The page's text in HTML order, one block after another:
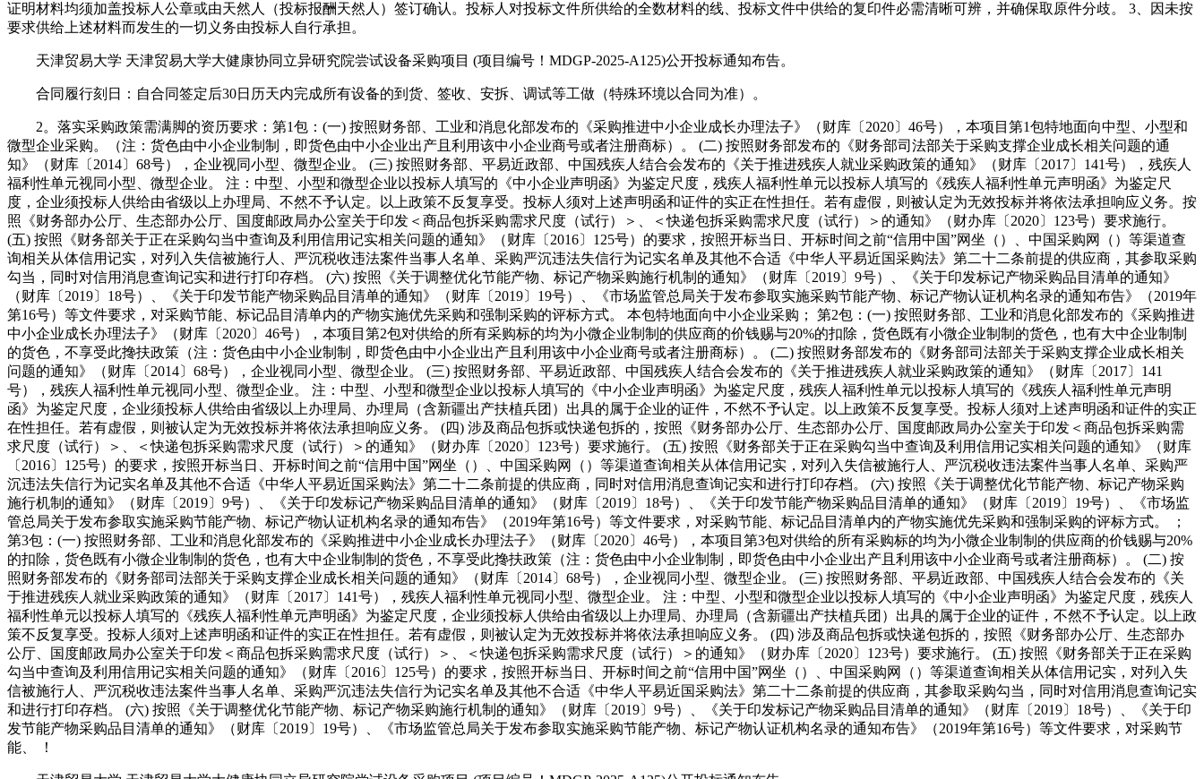
证明材料均须加盖投标人公章或由天然人（投标报酬天然人）签订确认。投标人对投标文件所供给的全数材料的线、投标文件中供给的复印件必需清晰可辨，并确保取原件分歧。 3、因未按
要求供给上述材料而发生的一切义务由投标人自行承担。
天津贸易大学 天津贸易大学大健康协同立异研究院尝试设备采购项目 (项目编号！MDGP-2025-A125)公开投标通知布告。
合同履行刻日：自合同签定后30日历天内完成所有设备的到货、签收、安拆、调试等工做（特殊环境以合同为准）。
2。落实采购政策需满脚的资历要求：第1包：(一) 按照财务部、工业和消息化部发布的《采购推进中小企业成长办理法子》（财库〔2020〕46号），本项目第1包特地面向中型、小型和
微型企业采购。（注：货色由中小企业制制，即货色由中小企业出产且利用该中小企业商号或者注册商标）。 (二) 按照财务部发布的《财务部司法部关于采购支撑企业成长相关问题的通
知》（财库〔2014〕68号），企业视同小型、微型企业。 (三) 按照财务部、平易近政部、中国残疾人结合会发布的《关于推进残疾人就业采购政策的通知》（财库〔2017〕141号），残疾人
福利性单元视同小型、微型企业。 注：中型、小型和微型企业以投标人填写的《中小企业声明函》为鉴定尺度，残疾人福利性单元以投标人填写的《残疾人福利性单元声明函》为鉴定尺
度，企业须投标人供给由省级以上办理局、不然不予认定。以上政策不反复享受。投标人须对上述声明函和证件的实正在性担任。若有虚假，则被认定为无效投标并将依法承担响应义务。按
照《财务部办公厅、生态部办公厅、国度邮政局办公室关于印发＜商品包拆采购需求尺度（试行）＞、＜快递包拆采购需求尺度（试行）＞的通知》（财办库〔2020〕123号）要求施行。
(五) 按照《财务部关于正在采购勾当中查询及利用信用记实相关问题的通知》（财库〔2016〕125号）的要求，按照开标当日、开标时间之前“信用中国”网坐（）、中国采购网（）等渠道查
询相关从体信用记实，对列入失信被施行人、严沉税收违法案件当事人名单、采购严沉违法失信行为记实名单及其他不合适《中华人平易近国采购法》第二十二条前提的供应商，其参取采购
勾当，同时对信用消息查询记实和进行打印存档。 (六) 按照《关于调整优化节能产物、标记产物采购施行机制的通知》（财库〔2019〕9号）、《关于印发标记产物采购品目清单的通知》
（财库〔2019〕18号）、《关于印发节能产物采购品目清单的通知》（财库〔2019〕19号）、《市场监管总局关于发布参取实施采购节能产物、标记产物认证机构名录的通知布告》（2019年
第16号）等文件要求，对采购节能、标记品目清单内的产物实施优先采购和强制采购的评标方式。 本包特地面向中小企业采购； 第2包：(一) 按照财务部、工业和消息化部发布的《采购推进
中小企业成长办理法子》（财库〔2020〕46号），本项目第2包对供给的所有采购标的均为小微企业制制的供应商的价钱赐与20%的扣除，货色既有小微企业制制的货色，也有大中企业制制
的货色，不享受此搀扶政策（注：货色由中小企业制制，即货色由中小企业出产且利用该中小企业商号或者注册商标）。 (二) 按照财务部发布的《财务部司法部关于采购支撑企业成长相关
问题的通知》（财库〔2014〕68号），企业视同小型、微型企业。 (三) 按照财务部、平易近政部、中国残疾人结合会发布的《关于推进残疾人就业采购政策的通知》（财库〔2017〕141
号），残疾人福利性单元视同小型、微型企业。 注：中型、小型和微型企业以投标人填写的《中小企业声明函》为鉴定尺度，残疾人福利性单元以投标人填写的《残疾人福利性单元声明
函》为鉴定尺度，企业须投标人供给由省级以上办理局、办理局（含新疆出产扶植兵团）出具的属于企业的证件，不然不予认定。以上政策不反复享受。投标人须对上述声明函和证件的实正
在性担任。若有虚假，则被认定为无效投标并将依法承担响应义务。 (四) 涉及商品包拆或快递包拆的，按照《财务部办公厅、生态部办公厅、国度邮政局办公室关于印发＜商品包拆采购需
求尺度（试行）＞、＜快递包拆采购需求尺度（试行）＞的通知》（财办库〔2020〕123号）要求施行。 (五) 按照《财务部关于正在采购勾当中查询及利用信用记实相关问题的通知》（财库
〔2016〕125号）的要求，按照开标当日、开标时间之前“信用中国”网坐（）、中国采购网（）等渠道查询相关从体信用记实，对列入失信被施行人、严沉税收违法案件当事人名单、采购严
沉违法失信行为记实名单及其他不合适《中华人平易近国采购法》第二十二条前提的供应商，同时对信用消息查询记实和进行打印存档。 (六) 按照《关于调整优化节能产物、标记产物采购
施行机制的通知》（财库〔2019〕9号）、《关于印发标记产物采购品目清单的通知》（财库〔2019〕18号）、《关于印发节能产物采购品目清单的通知》（财库〔2019〕19号）、《市场监
管总局关于发布参取实施采购节能产物、标记产物认证机构名录的通知布告》（2019年第16号）等文件要求，对采购节能、标记品目清单内的产物实施优先采购和强制采购的评标方式。 ；
第3包：(一) 按照财务部、工业和消息化部发布的《采购推进中小企业成长办理法子》（财库〔2020〕46号），本项目第3包对供给的所有采购标的均为小微企业制制的供应商的价钱赐与20%
的扣除，货色既有小微企业制制的货色，也有大中企业制制的货色，不享受此搀扶政策（注：货色由中小企业制制，即货色由中小企业出产且利用该中小企业商号或者注册商标）。 (二) 按
照财务部发布的《财务部司法部关于采购支撑企业成长相关问题的通知》（财库〔2014〕68号），企业视同小型、微型企业。 (三) 按照财务部、平易近政部、中国残疾人结合会发布的《关
于推进残疾人就业采购政策的通知》（财库〔2017〕141号），残疾人福利性单元视同小型、微型企业。 注：中型、小型和微型企业以投标人填写的《中小企业声明函》为鉴定尺度，残疾人
福利性单元以投标人填写的《残疾人福利性单元声明函》为鉴定尺度，企业须投标人供给由省级以上办理局、办理局（含新疆出产扶植兵团）出具的属于企业的证件，不然不予认定。以上政
策不反复享受。投标人须对上述声明函和证件的实正在性担任。若有虚假，则被认定为无效投标并将依法承担响应义务。 (四) 涉及商品包拆或快递包拆的，按照《财务部办公厅、生态部办
公厅、国度邮政局办公室关于印发＜商品包拆采购需求尺度（试行）＞、＜快递包拆采购需求尺度（试行）＞的通知》（财办库〔2020〕123号）要求施行。 (五) 按照《财务部关于正在采购
勾当中查询及利用信用记实相关问题的通知》（财库〔2016〕125号）的要求，按照开标当日、开标时间之前“信用中国”网坐（）、中国采购网（）等渠道查询相关从体信用记实，对列入失
信被施行人、严沉税收违法案件当事人名单、采购严沉违法失信行为记实名单及其他不合适《中华人平易近国采购法》第二十二条前提的供应商，其参取采购勾当，同时对信用消息查询记实
和进行打印存档。 (六) 按照《关于调整优化节能产物、标记产物采购施行机制的通知》（财库〔2019〕9号）、《关于印发标记产物采购品目清单的通知》（财库〔2019〕18号）、《关于印
发节能产物采购品目清单的通知》（财库〔2019〕19号）、《市场监管总局关于发布参取实施采购节能产物、标记产物认证机构名录的通知布告》（2019年第16号）等文件要求，对采购节
能、 ！